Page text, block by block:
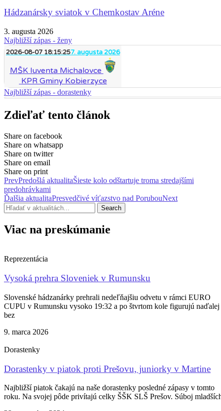
Hádzanársky sviatok v Chemkostav Aréne
3. augusta 2026
Najbližší zápas - ženy
2026-08-07 18:15:257. augusta 2026
MŠK Iuventa Michalovce
KPR Gminy Kobierzyce
Najbližší zápas - dorastenky
Zdieľať tento článok
Share on facebook
Share on whatsapp
Share on twitter
Share on email
Share on print
PrevPredošlá aktualitaŠieste kolo odštartuje troma stredajšími
predohrávkami
Ďalšia aktualitaPresvedčivé víťazstvo nad PorubouNext
Search
Viac na preskúmanie
Reprezentácia
Vysoká prehra Sloveniek v Rumunsku
Slovenské hádzanárky prehrali nedeľňajšiu odvetu v rámci EURO
CUPU v Rumunsku vysoko 19:32 a po štvrtom kole figurujú naďalej
bez
9. marca 2026
Dorastenky
Dorastenky v piatok proti Prešovu, juniorky v Martine
Najbližší piatok čakajú na naše dorastenky posledné zápasy v tomto
roku. Na svojej pôde privítajú celky ŠŠK SLŠ Prešov. Súboj